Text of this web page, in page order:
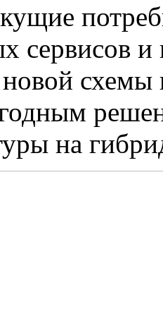
сервисов
схемы
на